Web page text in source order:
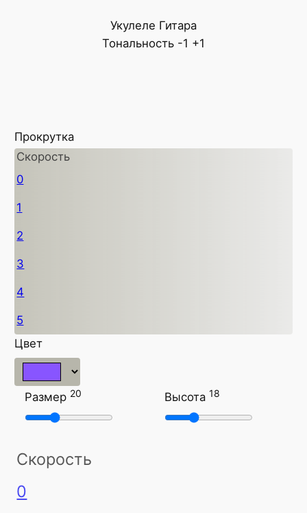
Укулеле Гитара
Тональность -1 +1
Прокрутка
Скорость
0
1
2
3
4
5
Цвет
Размер 20 Высота 18
Скорость
0